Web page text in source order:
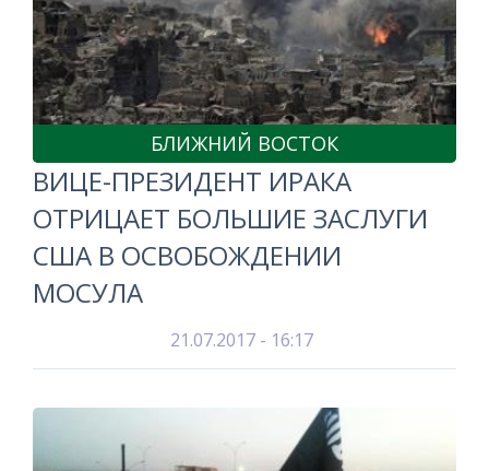
БЛИЖНИЙ ВОСТОК
ВИЦЕ-ПРЕЗИДЕНТ ИРАКА
ОТРИЦАЕТ БОЛЬШИЕ ЗАСЛУГИ
США В ОСВОБОЖДЕНИИ
МОСУЛА
21.07.2017 - 16:17